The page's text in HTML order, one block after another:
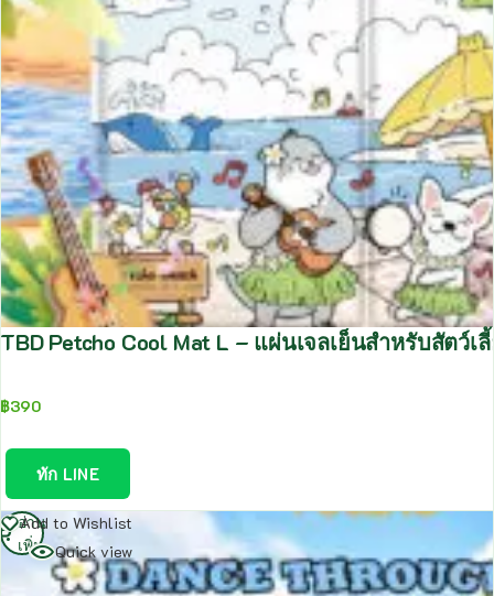
TBD Petcho Cool Mat L – แผ่นเจลเย็นสำหรับสัตว์
฿390
ทัก LINE
Add to Wishlist
Quick view
อ่าน
เพิ่ม